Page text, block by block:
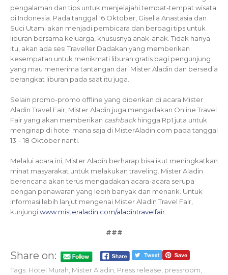
pengalaman dan tips untuk menjelajahi tempat-tempat wisata
di Indonesia. Pada tanggal 16 Oktober, Gisella Anastasia dan
Suci Utami akan menjadi pembicara dan berbagi tips untuk
liburan bersama keluarga, khususnya anak-anak. Tidak hanya
itu, akan ada sesi Traveller Dadakan yang memberikan
kesempatan untuk menikmati liburan gratis bagi pengunjung
yang mau menerima tantangan dari Mister Aladin dan bersedia
berangkat liburan pada saat itu juga.
Selain promo-promo offline yang diberikan di acara Mister
Aladin Travel Fair, Mister Aladin juga mengadakan Online Travel
Fair yang akan memberikan cashbackhingga Rp1 juta untuk
menginap di hotel mana saja di MisterAladin.com pada tanggal
13 – 18 Oktober nanti.
Melalui acara ini, Mister Aladin berharap bisa ikut meningkatkan
minat masyarakat untuk melakukan traveling. Mister Aladin
berencana akan terus mengadakan acara-acara serupa
dengan penawaran yang lebih banyak dan menarik. Untuk
informasi lebih lanjut mengenai Mister Aladin Travel Fair,
kunjungiwww.misteraladin.com/aladintravelfair
###
Share on:
Tags: Hotel Murah Mister Aladin Press release pressroom